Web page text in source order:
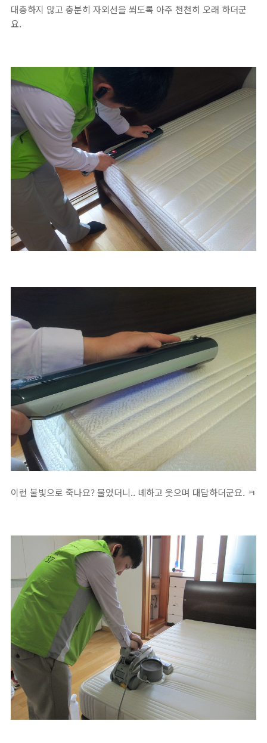
대충하지 않고 충분히 자외선을 쐬도록 아주 천천히 오래 하더군
요.
이런 불빛으로 죽나요? 물었더니.. 녜하고 웃으며 대답하더군요. ㅋ